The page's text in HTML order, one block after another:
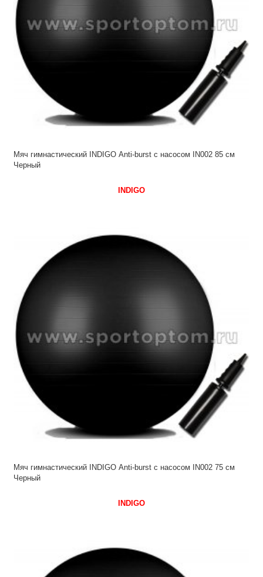
Мяч гимнастический INDIGO Anti-burst с насосом IN002 85 см
Черный
INDIGO
Мяч гимнастический INDIGO Anti-burst с насосом IN002 75 см
Черный
INDIGO